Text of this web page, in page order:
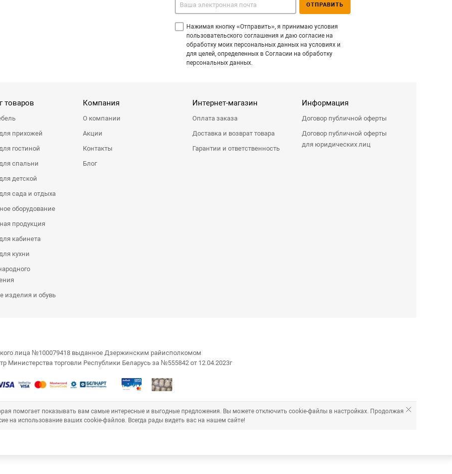
Нажимая кнопку «Отправить», я принимаю условия
пользовательского соглашения и даю согласие на
обработку моих персональных данных на условиях и
для целей, определенных в Согласии на обработку
персональных данных.
ОТПРАВИТЬ
товаров
прихожей
гостиной
спальни
детской
сада и отдыха
оборудование
продукция
кабинета
кухни
изделия и обувь
Компания
О компании
Акции
Контакты
Блог
Интернет-магазин
Оплата заказа
Доставка и возврат товара
Гарантии и ответственность
Информация
Договор публичной оферты
Договор публичной оферты
для юридических лиц
лица №100079418 выданное Дзержинским райисполкомом
Министерства торговли Республики Беларусь за №555842 от 12.04.2023г
помогает показывать вам самые интересные и выгодные предложения. Вы можете отключить cookie-файлы в настройках. Продолжая
на использование ваших cookie-файлов. Всегда рады видеть вас на нашем сайте!